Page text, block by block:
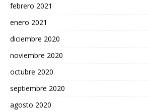
febrero 2021
enero 2021
diciembre 2020
noviembre 2020
octubre 2020
septiembre 2020
agosto 2020